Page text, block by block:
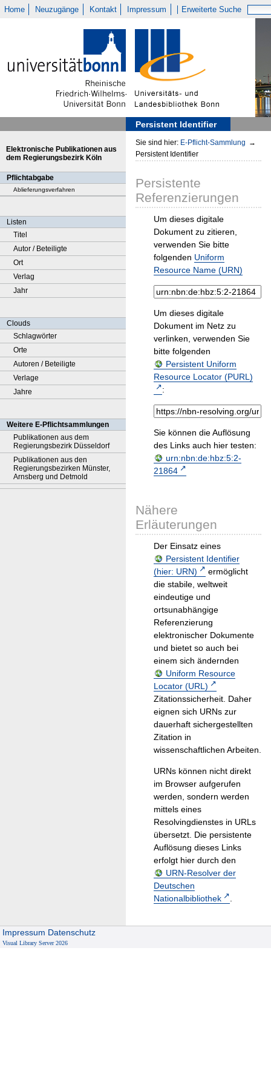
Home Neuzugänge Kontakt Impressum Erweiterte Suche
Persistent Identifier
Elektronische Publikationen aus
dem Regierungsbezirk Köln
Pflichtabgabe
Ablieferungsverfahren
Listen
Titel
Autor / Beteiligte
Ort
Verlag
Jahr
Clouds
Schlagwörter
Orte
Autoren / Beteiligte
Verlage
Jahre
Weitere E-Pflichtsammlungen
Publikationen aus dem
Regierungsbezirk Düsseldorf
Publikationen aus den
Regierungsbezirken Münster,
Arnsberg und Detmold
Sie sind hier: E-Pflicht-Sammlung →
Persistent Identifier
Persistente
Referenzierungen
Um dieses digitale
Dokument zu zitieren,
verwenden Sie bitte
folgenden Uniform
Resource Name (URN)
Um dieses digitale
Dokument im Netz zu
verlinken, verwenden Sie
bitte folgenden
Persistent Uniform
Resource Locator (PURL)
:
Sie können die Auflösung
des Links auch hier testen:
urn:nbn:de:hbz:5:2-
21864
Nähere
Erläuterungen
Der Einsatz eines
Persistent Identifier
(hier: URN)
ermöglicht
die stabile, weltweit
eindeutige und
ortsunabhängige
Referenzierung
elektronischer Dokumente
und bietet so auch bei
einem sich ändernden
Uniform Resource
Locator (URL)
Zitationssicherheit. Daher
eignen sich URNs zur
dauerhaft sichergestellten
Zitation in
wissenschaftlichen Arbeiten.
URNs können nicht direkt
im Browser aufgerufen
werden, sondern werden
mittels eines
Resolvingdienstes in URLs
übersetzt. Die persistente
Auflösung dieses Links
erfolgt hier durch den
URN-Resolver der
Deutschen
Nationalbibliothek
.
Impressum Datenschutz
Visual Library Server 2026